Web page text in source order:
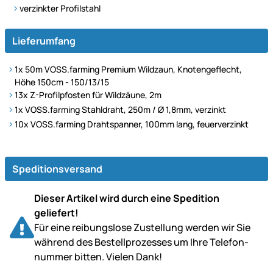
verzinkter Profilstahl
Lieferumfang
1x 50m VOSS.farming Premium Wildzaun, Knotengeflecht,
Höhe 150cm - 150/13/15
13x Z-Profilpfosten für Wildzäune, 2m
1x VOSS.farming Stahldraht, 250m / Ø 1,8mm, verzinkt
10x VOSS.farming Drahtspanner, 100mm lang, feuerverzinkt
Speditionsversand
Dieser Artikel wird durch eine Spedition
geliefert!
Für eine reibungslose Zustellung werden wir Sie
während des Bestell­prozesses um Ihre Telefon­
nummer bitten. Vielen Dank!